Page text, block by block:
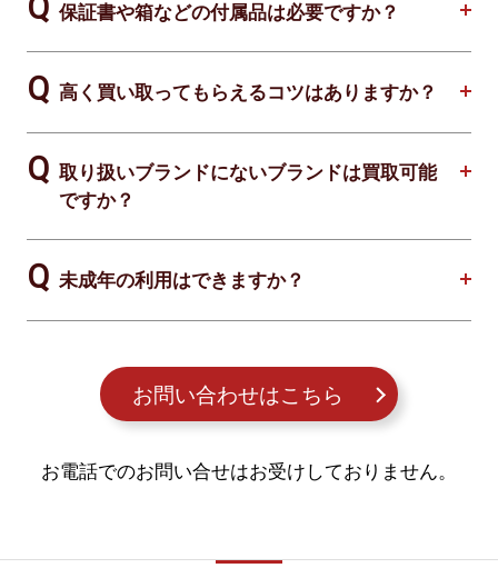
保証書や箱などの付属品は必要ですか？
高く買い取ってもらえるコツはありますか？
取り扱いブランドにないブランドは買取可能
ですか？
未成年の利用はできますか？
お問い合わせはこちら
お電話でのお問い合せはお受けしておりません。